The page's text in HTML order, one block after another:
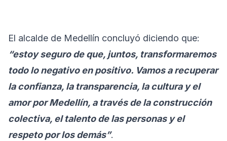
El alcalde de Medellín concluyó diciendo que:
“estoy seguro de que, juntos, transformaremos
todo lo negativo en positivo. Vamos a recuperar
la confianza, la transparencia, la cultura y el
amor por Medellín, a través de la construcción
colectiva, el talento de las personas y el
respeto por los demás”.